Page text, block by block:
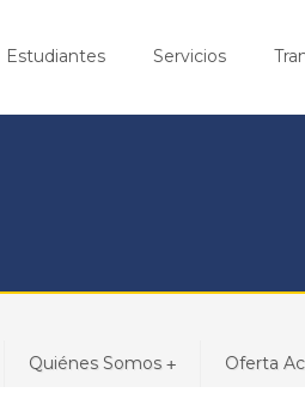
Estudiantes Servicios
+
Quiénes Somos Oferta